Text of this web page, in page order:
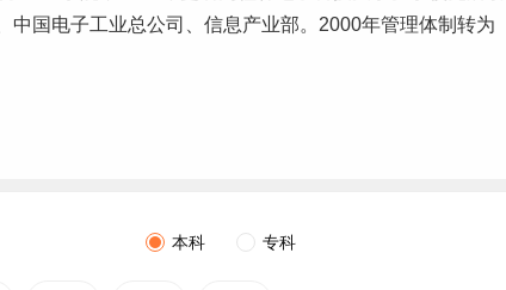
国电子工业总公司、信息产业部。2000年管理体制转为
本科 专科